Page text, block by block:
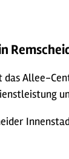
das Allee-